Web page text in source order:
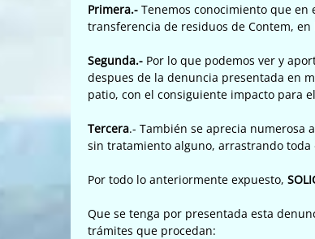
Primera.- Tenemos conocimiento que
transferencia de residuos de Contem,
Segunda.- Por lo que podemos ver y
despues de la denuncia presentada en
patio, con el consiguiente impacto para
Tercera.- También se aprecia numerosa
sin tratamiento alguno, arrastrando toda
Por todo lo anteriormente expuesto,
Que se tenga por presentada esta
trámites que procedan: